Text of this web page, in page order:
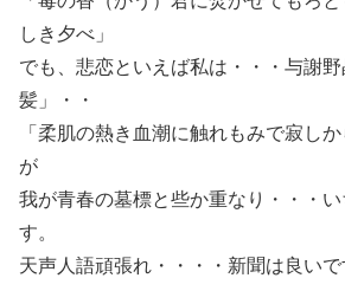
しき夕べ」
でも、悲恋といえば私は・・・与謝
髪」・・
「柔肌の熱き血潮に触れもみで寂し
が
我が青春の墓標と些か重なり・・・
す。
天声人語頑張れ・・・・新聞は良い